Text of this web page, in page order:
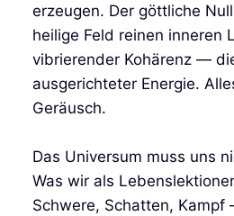
erzeugen. Der göttliche
heilige Feld reinen inneren
vibrierender Kohärenz —
ausgerichteter Energie.
Geräusch.
Das Universum muss uns
Was wir als
Schwere, Schatten,